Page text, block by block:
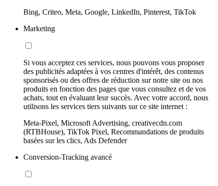
Bing, Criteo, Meta, Google, LinkedIn, Pinterest, TikTok
Marketing
Si vous acceptez ces services, nous pouvons vous proposer
des publicités adaptées à vos centres d'intérêt, des contenus
sponsorisés ou des offres de réduction sur notre site ou nos
produits en fonction des pages que vous consultez et de vos
achats, tout en évaluant leur succès. Avec votre accord, nous
utilisons les services tiers suivants sur ce site internet :
Meta-Pixel, Microsoft Advertising, creativecdn.com
(RTBHouse), TikTok Pixel, Recommandations de produits
basées sur les clics, Ads Defender
Conversion-Tracking avancé